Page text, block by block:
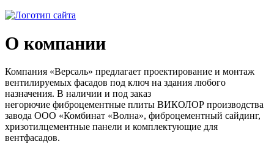
О компании
Компания «Версаль» предлагает проектирование и монтаж
вентилируемых фасадов под ключ на здания любого
назначения. В наличии и под заказ
негорючие фиброцементные плиты ВИКОЛОР производства
завода ООО «Комбинат «Волна», фиброцементный сайдинг,
хризотилцементные панели и комплектующие для
вентфасадов.